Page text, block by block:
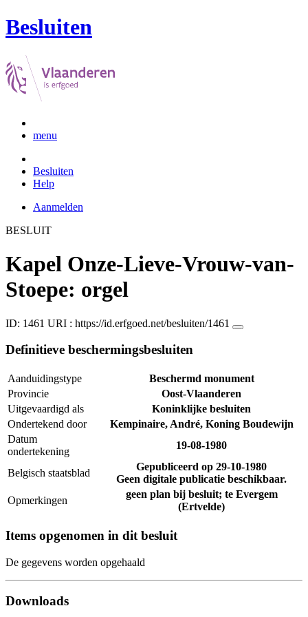
Besluiten
menu
Besluiten
Help
Aanmelden
BESLUIT
Kapel Onze-Lieve-Vrouw-van-
Stoepe: orgel
ID: 1461 URI : https://id.erfgoed.net/besluiten/1461
Definitieve beschermingsbesluiten
Aanduidingstype
Beschermd monument
Provincie
Oost-Vlaanderen
Uitgevaardigd als
Koninklijke besluiten
Ondertekend door
Kempinaire, André, Koning Boudewijn
Datum
ondertekening
19-08-1980
Belgisch staatsblad
Gepubliceerd op 29-10-1980
Geen digitale publicatie beschikbaar.
Opmerkingen
geen plan bij besluit; te Evergem
(Ertvelde)
Items opgenomen in dit besluit
De gegevens worden opgehaald
Downloads